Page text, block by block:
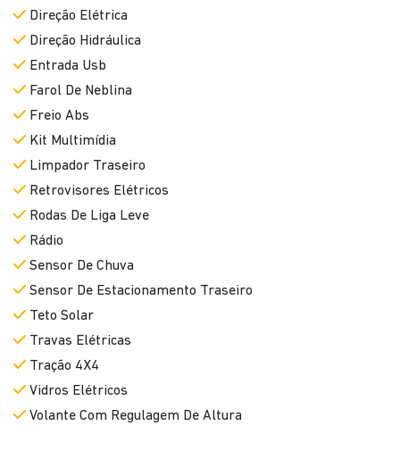
Direção Elétrica
Direção Hidráulica
Entrada Usb
Farol De Neblina
Freio Abs
Kit Multimídia
Limpador Traseiro
Retrovisores Elétricos
Rodas De Liga Leve
Rádio
Sensor De Chuva
Sensor De Estacionamento Traseiro
Teto Solar
Travas Elétricas
Tração 4X4
Vidros Elétricos
Volante Com Regulagem De Altura